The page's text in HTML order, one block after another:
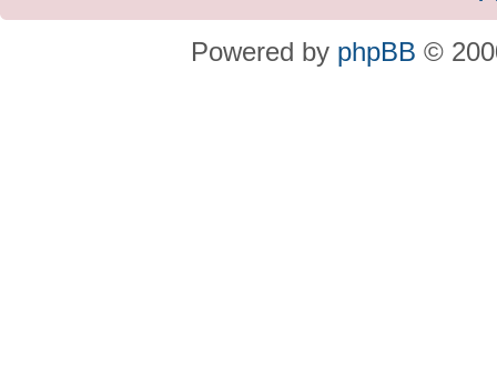
Powered by phpBB ©